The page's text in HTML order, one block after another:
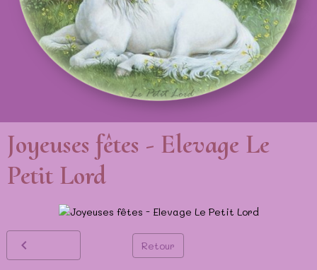
Joyeuses fêtes - Elevage Le
Petit Lord
Retour